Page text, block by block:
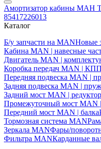
Амортизатор кабины МАН
85417226013
Каталог
Б/у запчасти на MANНовые
Кабина MAN | навесные
Двигатель MAN |
Коробка передач MAN |
Передняя подвеска MAN |
Задняя подвеска MAN |
Задний мост MAN | редуктор
Промежуточный мост MAN |
Передний мост MAN | балка
Тормозная система MAN
Зеркала MANФары/
Фильтра MANКарданные